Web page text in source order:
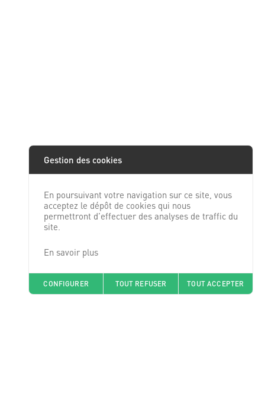
Gestion des cookies
En poursuivant votre navigation sur ce site, vous
acceptez le dépôt de cookies qui nous
permettront d’effectuer des analyses de traffic du
site.
En savoir plus
CONFIGURER TOUT REFUSER TOUT ACCEPTER